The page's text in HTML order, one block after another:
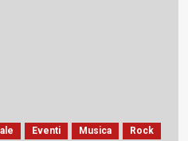
Eventi Musica
Rock